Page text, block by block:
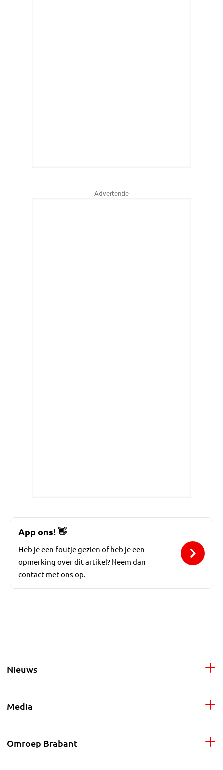
Advertentie
App ons!👋
Heb je een foutje gezien of heb je een
opmerking over dit artikel? Neem dan
contact met ons op.
Nieuws
Media
Omroep Brabant